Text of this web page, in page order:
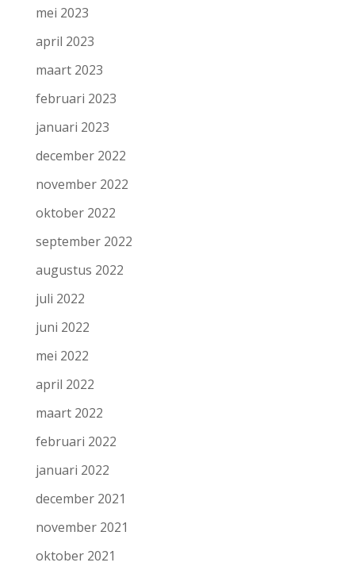
mei 2023
april 2023
maart 2023
februari 2023
januari 2023
december 2022
november 2022
oktober 2022
september 2022
augustus 2022
juli 2022
juni 2022
mei 2022
april 2022
maart 2022
februari 2022
januari 2022
december 2021
november 2021
oktober 2021